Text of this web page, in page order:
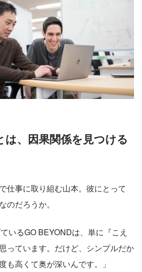
は、因果関係を見つける
仕事に取り組む山本。彼にとって
のだろうか。
いるGO BEYONDは、単に『こえ
っています。だけど、シンプルだか
も高くて奥が深いんです。」